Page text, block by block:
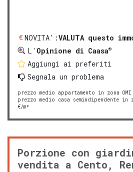
NOVITA':VALUTA questo
L' Opinione di Caasa®
Aggiungi ai preferiti
Segnala un problema
prezzo medio appartamento in zona OMI
prezzo medio casa semindipendente in
€/m²
Porzione con
vendita a Cento,